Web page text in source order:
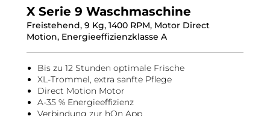
X Serie 9 Waschmaschine
Freistehend, 9 Kg, 1400 RPM, Motor Direct
Motion, Energieeffizienzklasse A
Bis zu 12 Stunden optimale Frische
XL-Trommel, extra sanfte Pflege
Direct Motion Motor
A-35 % Energieeffizienz
Verbindung zur hOn App